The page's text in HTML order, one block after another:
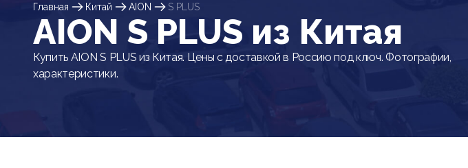
Главная Китай AION S PLUS
AION S PLUS из Китая
Купить AION S PLUS из Китая. Цены с доставкой в Россию под ключ. Фотографии,
характеристики.